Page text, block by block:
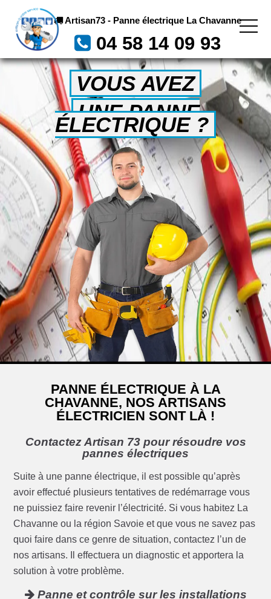
Artisan73 - Panne électrique La Chavanne
04 58 14 09 93
VOUS AVEZ
UNE PANNE
ÉLECTRIQUE ?
PANNE ÉLECTRIQUE À LA
CHAVANNE, NOS ARTISANS
ÉLECTRICIEN SONT LÀ !
Contactez Artisan 73 pour résoudre vos
pannes électriques
Suite à une panne électrique, il est possible qu’après
avoir effectué plusieurs tentatives de redémarrage vous
ne puissiez faire revenir l’électricité. Si vous habitez La
Chavanne ou la région Savoie et que vous ne savez pas
quoi faire dans ce genre de situation, contactez l’un de
nos artisans. Il effectuera un diagnostic et apportera la
solution à votre problème.
Panne et contrôle sur les installations